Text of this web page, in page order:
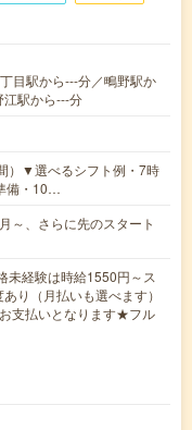
目駅から---分／鴫野駅か
江駅から---分
）▼選べるシフト例・7時
備・10…
、さらに先のスタート
経験は時給1550円～ス
り（月払いも選べます）
支払いとなります★フル